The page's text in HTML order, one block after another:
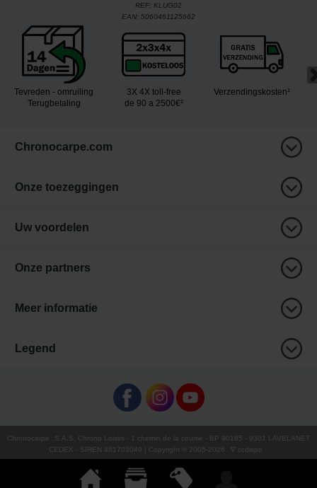
REF: KLUG02
EAN: 5060461125662
Tevreden - omruiling
Terugbetaling
3X 4X toll-free
de 90 a 2500€²
Verzendingskosten¹
Chronocarpe.com
Onze toezeggingen
Uw voordelen
Onze partners
Meer informatie
Legend
Chronocarpe : S.A.S. Chrono Loisirs - 1 chemin de la coume - BP 90185 - 9301 LAVELANET
CEDEX - SIREN 481703049 | Copyright © 2005-2026 ∇ ccdispo